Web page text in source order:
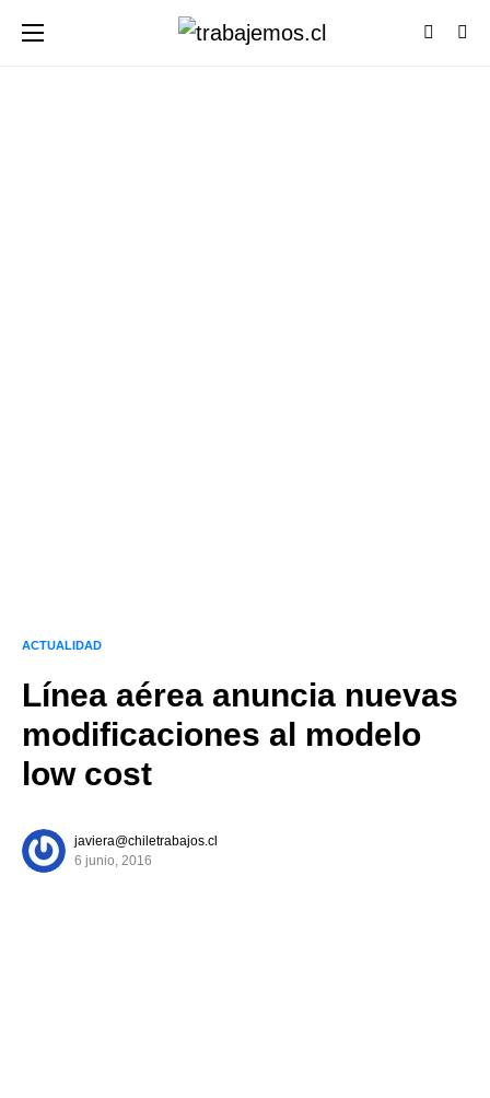
ACTUALIDAD
Línea aérea anuncia nuevas
modificaciones al modelo
low cost
javiera@chiletrabajos.cl
6 junio, 2016